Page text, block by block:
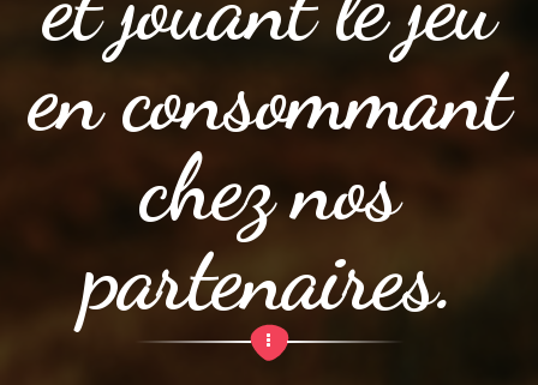
en consommant
chez nos
partenaires.